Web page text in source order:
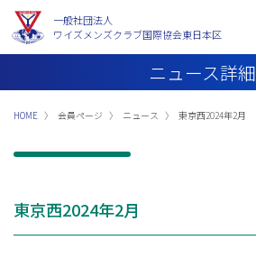
一般社団法人
ワイズメンズクラブ国際協会東日本区
ニュース詳細
HOME 会員ページ ニュース 東京西2024年2月
東京西2024年2月